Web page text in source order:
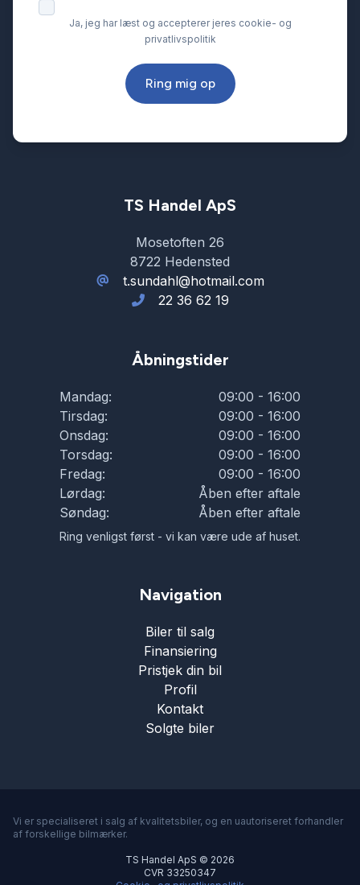
Ja, jeg har læst og accepterer jeres cookie- og
privatlivspolitik
Ring mig op
TS Handel ApS
Mosetoften 26
8722 Hedensted
t.sundahl@hotmail.com
22 36 62 19
Åbningstider
Mandag:
09:00 - 16:00
Tirsdag:
09:00 - 16:00
Onsdag:
09:00 - 16:00
Torsdag:
09:00 - 16:00
Fredag:
09:00 - 16:00
Lørdag:
Åben efter aftale
Søndag:
Åben efter aftale
Ring venligst først - vi kan være ude af huset.
Navigation
Biler til salg
Finansiering
Pristjek din bil
Profil
Kontakt
Solgte biler
Vi er specialiseret i salg af kvalitetsbiler, og en uautoriseret forhandler
af forskellige bilmærker.
TS Handel ApS © 2026
CVR 33250347